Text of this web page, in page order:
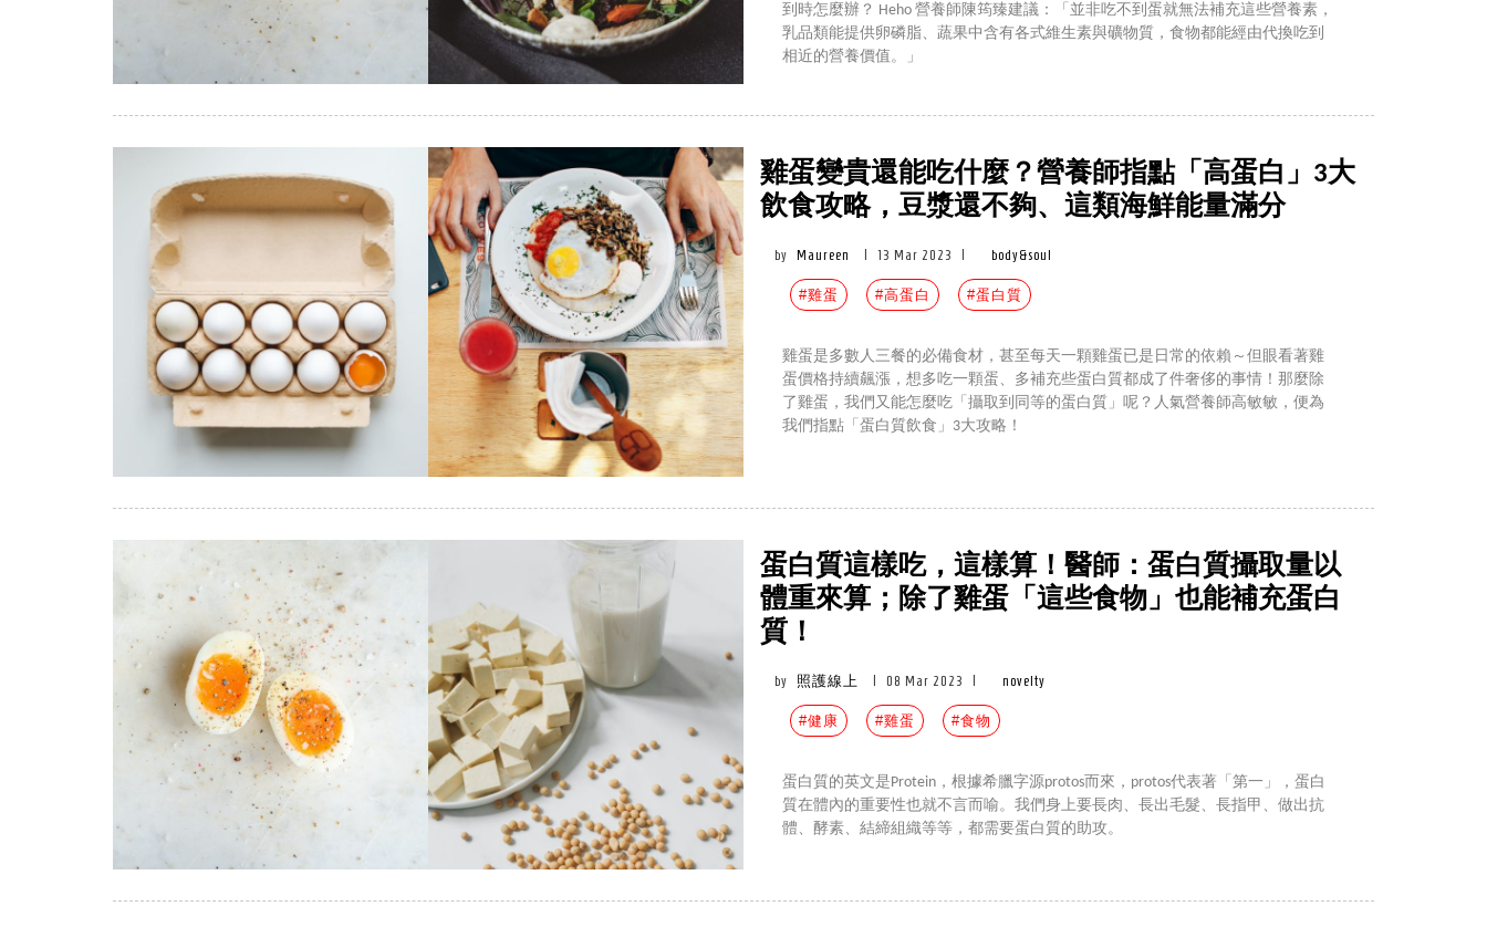
到時怎麼辦？ Heho 營養師陳筠臻建議：「並非吃不到蛋就無法補充這些營養素，
乳品類能提供卵磷脂、蔬果中含有各式維生素與礦物質，食物都能經由代換吃到
相近的營養價值。」
雞蛋變貴還能吃什麼？營養師指點「高蛋白」3大
飲食攻略，豆漿還不夠、這類海鮮能量滿分
by Maureen 13 Mar 2023 body&soul
#雞蛋 #高蛋白 #蛋白質
雞蛋是多數人三餐的必備食材，甚至每天一顆雞蛋已是日常的依賴～但眼看著雞
蛋價格持續飆漲，想多吃一顆蛋、多補充些蛋白質都成了件奢侈的事情！那麼除
了雞蛋，我們又能怎麼吃「攝取到同等的蛋白質」呢？人氣營養師高敏敏，便為
我們指點「蛋白質飲食」3大攻略！
蛋白質這樣吃，這樣算！醫師：蛋白質攝取量以
體重來算；除了雞蛋「這些食物」也能補充蛋白
質！
by 照護線上 08 Mar 2023 novelty
#健康 #雞蛋 #食物
蛋白質的英文是Protein，根據希臘字源protos而來，protos代表著「第一」，蛋白
質在體內的重要性也就不言而喻。我們身上要長肉、長出毛髮、長指甲、做出抗
體、酵素、結締組織等等，都需要蛋白質的助攻。